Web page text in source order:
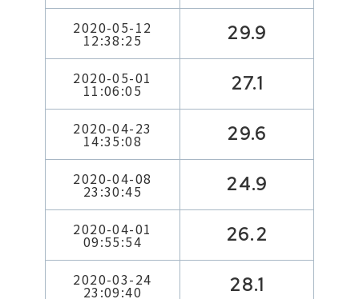
2020-05-12
12:38:25 29.9
2020-05-01
11:06:05 27.1
2020-04-23
14:35:08 29.6
2020-04-08
23:30:45 24.9
2020-04-01
09:55:54 26.2
2020-03-24
23:09:40 28.1